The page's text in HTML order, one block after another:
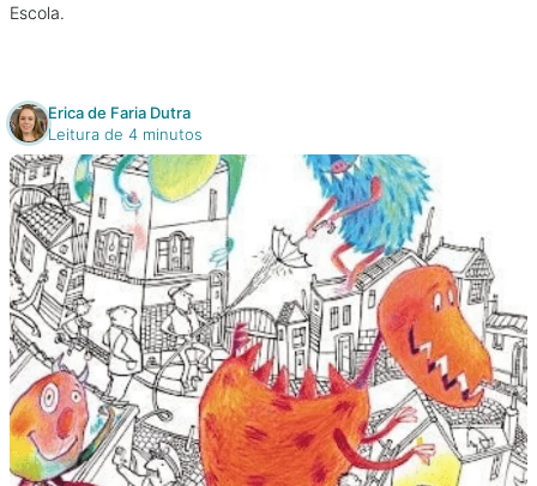
Escola.
Erica de Faria Dutra
Leitura de 4 minutos